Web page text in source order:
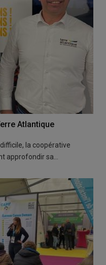
Atlantique
la coopérative
approfondir sa…